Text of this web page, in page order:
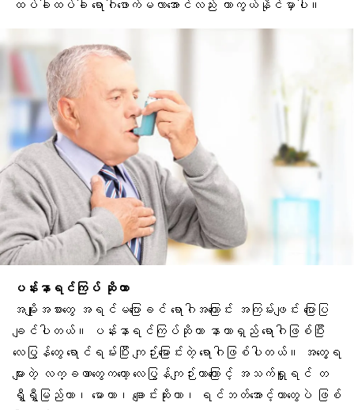
ထပ်ခါထပ်ခါ ရောဂါဖောက်မလာအောင်လည်း ကာကွယ်နိုင်မှာပါ။
ပန်းနာရင်ကြပ် ဆိုတာ
အမျိုးအစားတွေ အရင်မပြောခင် ရောဂါအကြောင်း အကြမ်းဖျင်း ပြောပြ
ချင်ပါတယ်။ ပန်းနာရင်ကြပ်ဆိုတာ နာတာရှည် ရောဂါဖြစ်ပြီး
လေပြွန်တွေ ရောင်ရမ်း ပြီး ကျဉ်းမြောင်းတဲ့ ရောဂါဖြစ်ပါတယ်။ အတွေ့ရ
များတဲ့ လက္ခဏာတွေကတော့ လေပြွန်ကျဉ်း တာကြောင့် အသက်ရှူရင် တ
ရွှီရွှီမြည်တာ၊ မောတာ၊ ချောင်းဆိုးတာ၊ ရင်ဘတ်အောင့်တာတွေပဲ ဖြစ်